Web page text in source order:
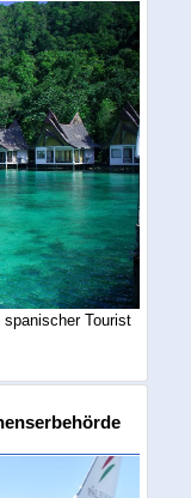
Tourist